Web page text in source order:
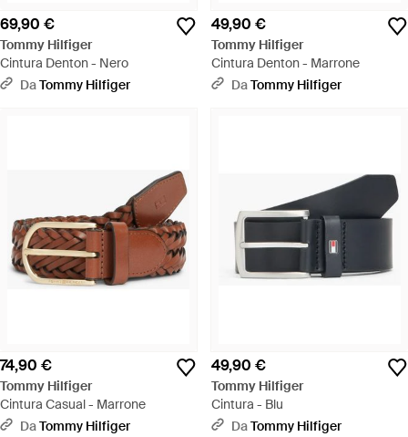
69,90 €
Tommy Hilfiger
Cintura Denton - Nero
DaTommy Hilfiger
49,90 €
Tommy Hilfiger
Cintura Denton - Marrone
DaTommy Hilfiger
74,90 €
Tommy Hilfiger
Cintura Casual - Marrone
DaTommy Hilfiger
49,90 €
Tommy Hilfiger
Cintura - Blu
DaTommy Hilfiger